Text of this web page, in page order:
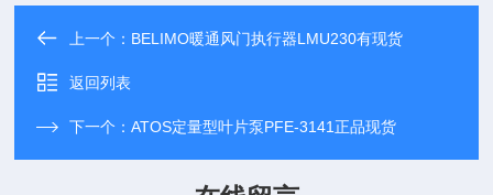
上一个： BELIMO暖通风门执行器LMU230有现货
返回列表
下一个：ATOS定量型叶片泵PFE-3141正品现货